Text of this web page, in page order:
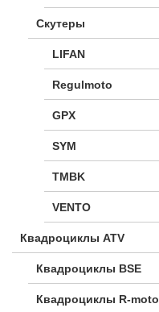
Скутеры
LIFAN
Regulmoto
GPX
SYM
TMBK
VENTO
Квадроциклы ATV
Квадроциклы BSE
Квадроциклы R-moto